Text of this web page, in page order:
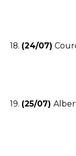
18. (24/07)
19. (25/07)